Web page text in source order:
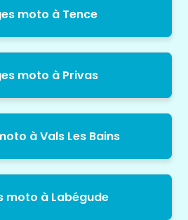
moto à Tence
moto à Privas
à Vals Les Bains
moto à Labégude